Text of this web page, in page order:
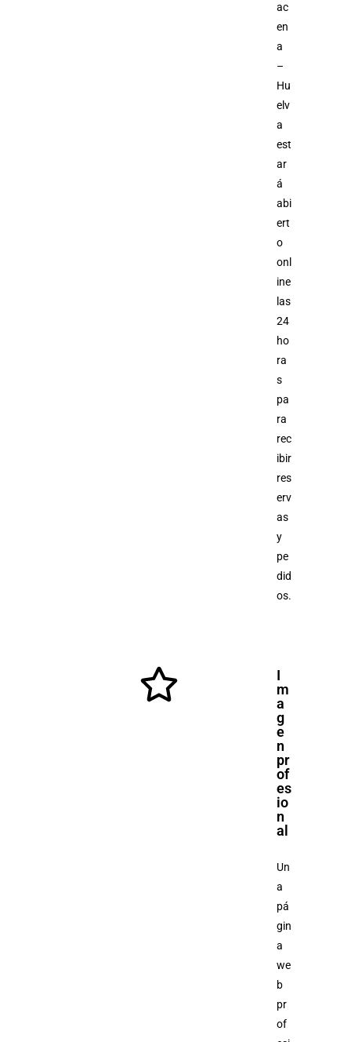
ac
en
a
–
Hu
elv
a
est
ar
á
abi
ert
o
onl
ine
las
24
ho
ra
s
pa
ra
rec
ibir
res
erv
as
y
pe
did
os.
I
m
a
g
e
n
pr
of
es
io
n
al
Un
a
pá
gin
a
we
b
pr
of